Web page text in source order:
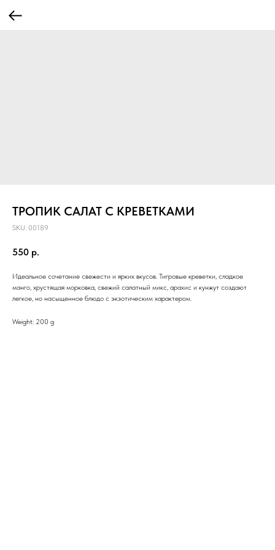
ТРОПИК САЛАТ С КРЕВЕТКАМИ
SKU: 00189
550 р.
Идеальное сочетание свежести и ярких вкусов. Тигровые креветки, сладкое
манго, хрустящая морковка, свежий салатный микс, арахис и кунжут создают
легкое, но насыщенное блюдо с экзотическим характером.
Weight: 200 g